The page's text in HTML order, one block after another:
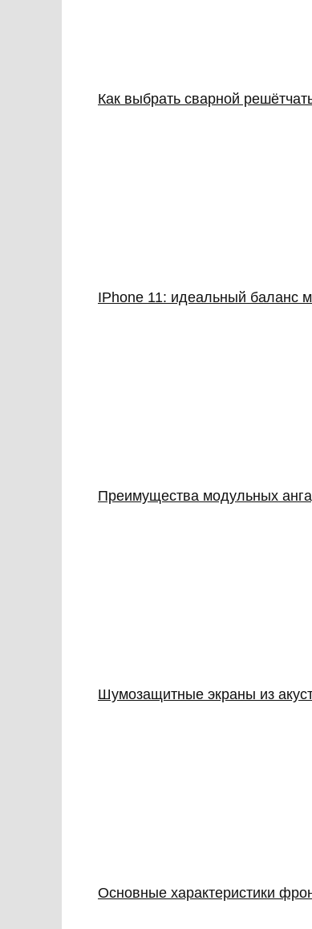
Как выбрать сварной
IPhone 11: идеальный баланс
Преимущества модульных
Шумозащитные экраны из
Основные характеристики